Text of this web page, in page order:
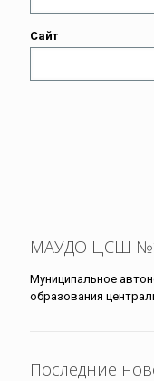
Сайт
МАУДО ЦСШ
Муниципальное
образования
Последние